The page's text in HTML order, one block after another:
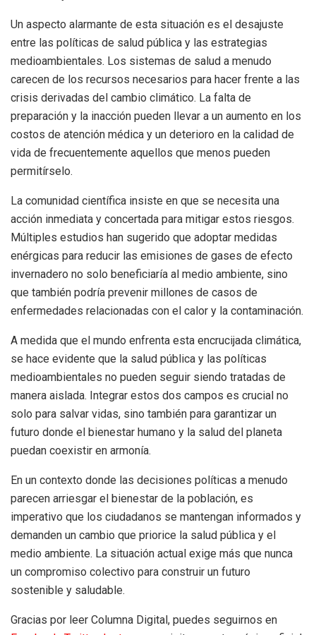
Un aspecto alarmante de esta situación es el desajuste
entre las políticas de salud pública y las estrategias
medioambientales. Los sistemas de salud a menudo
carecen de los recursos necesarios para hacer frente a las
crisis derivadas del cambio climático. La falta de
preparación y la inacción pueden llevar a un aumento en los
costos de atención médica y un deterioro en la calidad de
vida de frecuentemente aquellos que menos pueden
permitírselo.
La comunidad científica insiste en que se necesita una
acción inmediata y concertada para mitigar estos riesgos.
Múltiples estudios han sugerido que adoptar medidas
enérgicas para reducir las emisiones de gases de efecto
invernadero no solo beneficiaría al medio ambiente, sino
que también podría prevenir millones de casos de
enfermedades relacionadas con el calor y la contaminación.
A medida que el mundo enfrenta esta encrucijada climática,
se hace evidente que la salud pública y las políticas
medioambientales no pueden seguir siendo tratadas de
manera aislada. Integrar estos dos campos es crucial no
solo para salvar vidas, sino también para garantizar un
futuro donde el bienestar humano y la salud del planeta
puedan coexistir en armonía.
En un contexto donde las decisiones políticas a menudo
parecen arriesgar el bienestar de la población, es
imperativo que los ciudadanos se mantengan informados y
demanden un cambio que priorice la salud pública y el
medio ambiente. La situación actual exige más que nunca
un compromiso colectivo para construir un futuro
sostenible y saludable.
Gracias por leer Columna Digital, puedes seguirnos en